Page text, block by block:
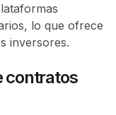
lo que ofrece
inversores.
contratos